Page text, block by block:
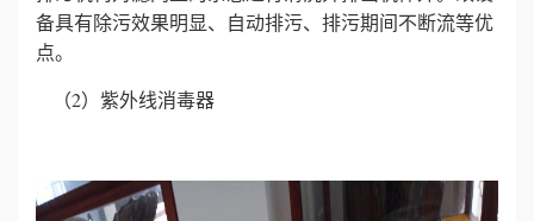
备具有除污效果明显、自动排污、排污期间不断流等优
点。
（2）紫外线消毒器